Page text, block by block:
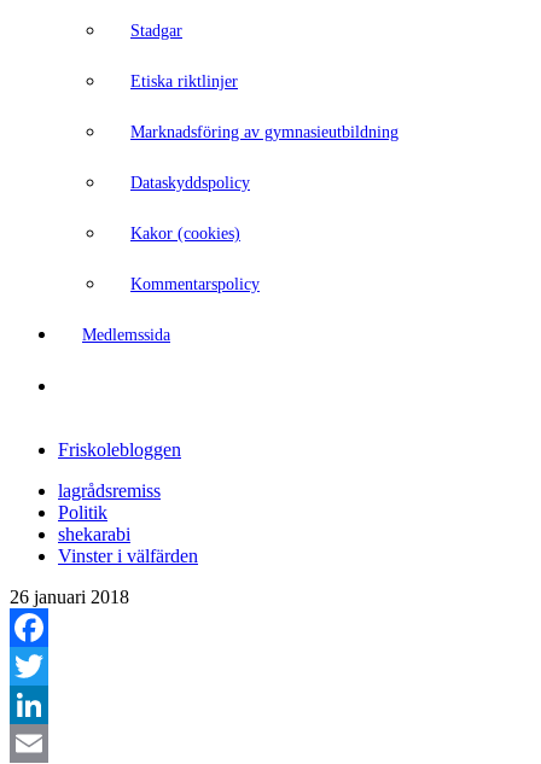
Stadgar
Etiska riktlinjer
Marknadsföring av gymnasieutbildning
Dataskyddspolicy
Kakor (cookies)
Kommentarspolicy
Medlemssida
Friskolebloggen
lagrådsremiss
Politik
shekarabi
Vinster i välfärden
26 januari 2018
Facebook
Twitter
LinkedIn